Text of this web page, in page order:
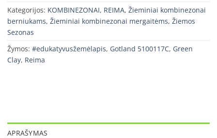
Kategorijos: KOMBINEZONAI, REIMA, Žieminiai kombinezonai
berniukams, Žieminiai kombinezonai mergaitėms, Žiemos
Sezonas
Žymos: #edukatyvusžemėlapis, Gotland 5100117C, Green
Clay, Reima
APRAŠYMAS